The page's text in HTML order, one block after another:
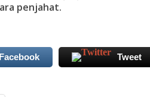
penjahat.
Tweet